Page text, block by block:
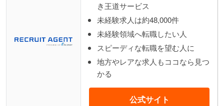
き王道サービス
未経験求人は約48,000件
未経験領域へ転職したい人
スピーディな転職を望む人に
地方やレアな求人もココなら見つ
かる
公式サイト